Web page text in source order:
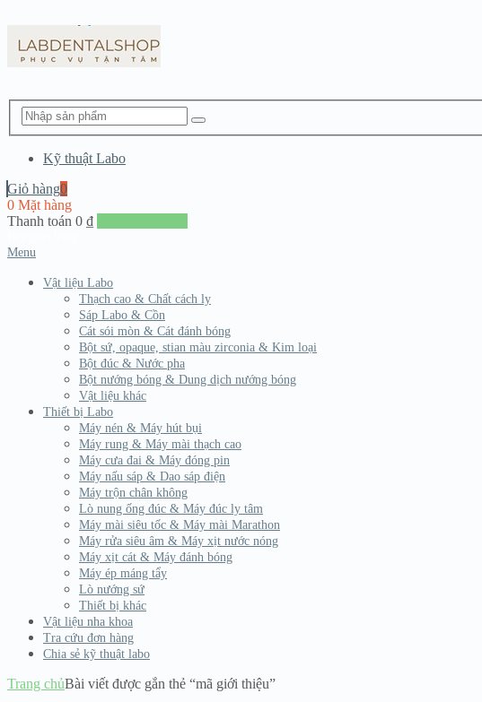
Kỹ thuật Labo
Giỏ hàng0
0 Mặt hàng
Thanh toán 0 ₫
Menu
Vật liệu Labo
Thạch cao & Chất cách ly
Sáp Labo & Cồn
Cát sói mòn & Cát đánh bóng
Bột sứ, opaque, stian màu zirconia & Kim loại
Bột đúc & Nước pha
Bột nướng bóng & Dung dịch nướng bóng
Vật liệu khác
Thiết bị Labo
Máy nén & Máy hút bụi
Máy rung & Máy mài thạch cao
Máy cưa đai & Máy đóng pin
Máy nấu sáp & Dao sáp điện
Máy trộn chân không
Lò nung ống đúc & Máy đúc ly tâm
Máy mài siêu tốc & Máy mài Marathon
Máy rửa siêu âm & Máy xịt nước nóng
Máy xịt cát & Máy đánh bóng
Máy ép máng tẩy
Lò nướng sứ
Thiết bị khác
Vật liệu nha khoa
Tra cứu đơn hàng
Chia sẻ kỹ thuật labo
Trang chủBài viết được gắn thẻ “mã giới thiệu”